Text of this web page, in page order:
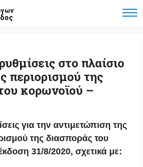
στο πλαίσιο
περιορισμού της
κορωνοϊού –
για την αντιμετώπιση της
της διασποράς του
31/8/2020, σχετικά με: